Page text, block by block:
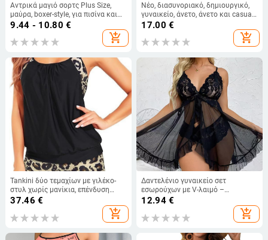
Αντρικά μαγιό σορτς Plus Size,
μαύρα, boxer-style, για πισίνα και
σπα
9.44 - 10.80 €
add_shopping_cart
Νέο, διασυνοριακό, δημιουργικό,
γυναικείο, άνετο, άνετο και casual,
κοντομάνικο, φαρδύ, καλοκαιρινό,
με στρογγυλή λαιμόκοψη, σε
σχέδιο λιβελούλας του 2024, από
17.00 €
add_shopping_cart
Tankini δύο τεμαχίων με γιλέκο-
στυλ χωρίς μανίκια, επένδυση
στήθους, πολυεστέρας,
37.46 €
add_shopping_cart
Δαντελένιο γυναικείο σετ
εσωρούχων με V-λαιμό –
πολυχρωμο, πολυεστέρας 50–70%,
λεπτή ύφανση 101–120 g/m²,
άνοιξη 2024
12.94€
add_shopping_cart